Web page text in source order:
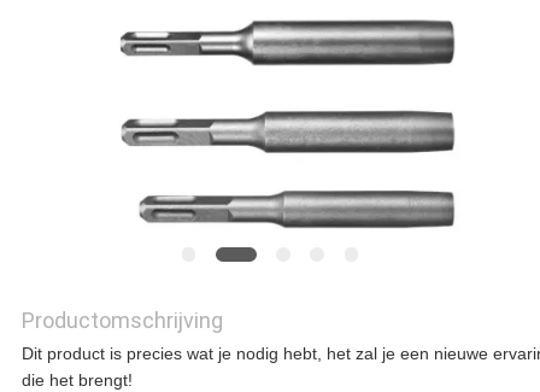
GEVALLEN
SITEMAP
Productomschrijving
Dit product is precies wat je nodig hebt, het zal je een nieuwe
die het brengt!